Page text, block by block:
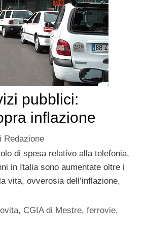
pubblici:
inflazione
Redazione
di spesa relativo alla telefonia,
in Italia sono aumentate oltre i
vita, ovverosia dell’inflazione,
, CGIA di Mestre,ferrovie,